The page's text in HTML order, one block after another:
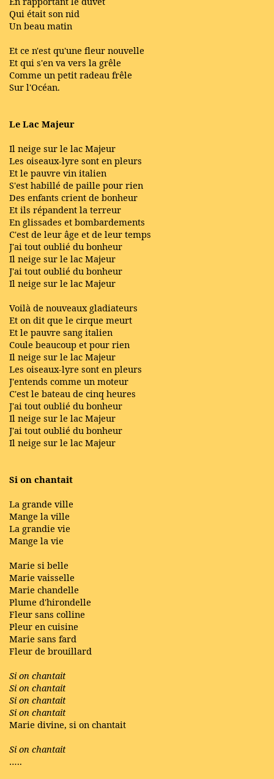
Qui était son nid
Un beau matin
Et ce n'est qu'une fleur nouvelle
Et qui s'en va vers la grêle
Comme un petit radeau frêle
Sur l'Océan.
Le Lac Majeur
Il neige sur le lac Majeur
Les oiseaux-lyre sont en pleurs
Et le pauvre vin italien
S'est habillé de paille pour rien
Des enfants crient de bonheur
Et ils répandent la terreur
En glissades et bombardements
C'est de leur âge et de leur temps
J'ai tout oublié du bonheur
Il neige sur le lac Majeur
J'ai tout oublié du bonheur
Il neige sur le lac Majeur
Voilà de nouveaux gladiateurs
Et on dit que le cirque meurt
Et le pauvre sang italien
Coule beaucoup et pour rien
Il neige sur le lac Majeur
Les oiseaux-lyre sont en pleurs
J'entends comme un moteur
C'est le bateau de cinq heures
J'ai tout oublié du bonheur
Il neige sur le lac Majeur
J'ai tout oublié du bonheur
Il neige sur le lac Majeur
Si on chantait
La grande ville
Mange la ville
La grandie vie
Mange la vie
Marie si belle
Marie vaisselle
Marie chandelle
Plume d'hirondelle
Fleur sans colline
Pleur en cuisine
Marie sans fard
Fleur de brouillard
Si on chantait
Si on chantait
Si on chantait
Si on chantait
Marie divine, si on chantait
Si on chantait
…..